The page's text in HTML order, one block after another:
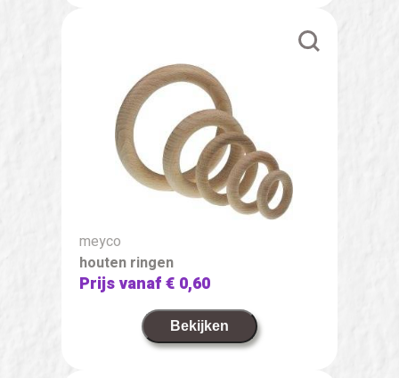
meyco
houten ringen
Prijs vanaf€ 0,60
Bekijken